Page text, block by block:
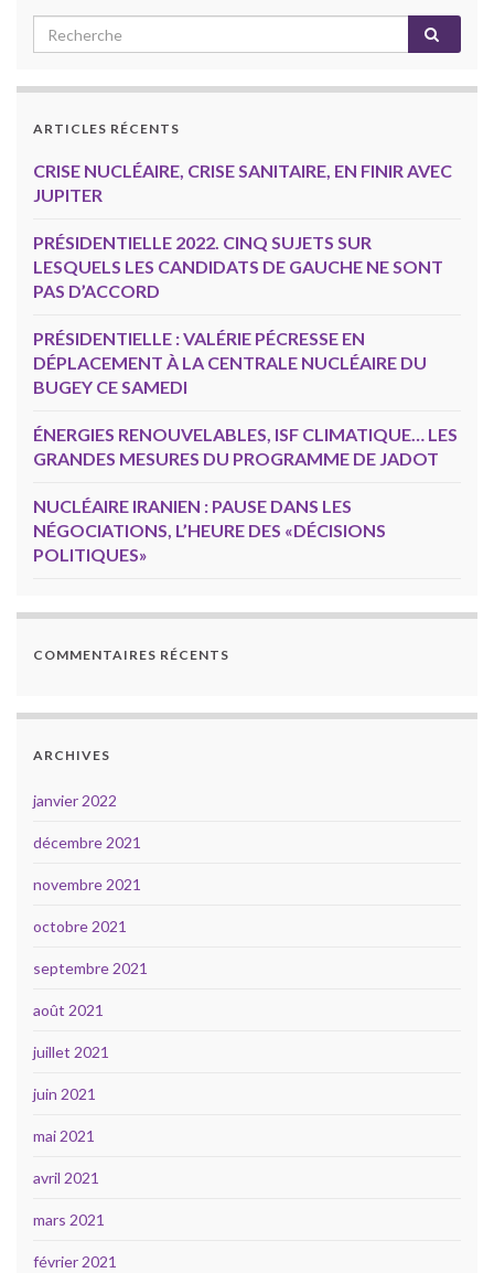
ARTICLES RÉCENTS
CRISE NUCLÉAIRE, CRISE SANITAIRE, EN FINIR AVEC
JUPITER
PRÉSIDENTIELLE 2022. CINQ SUJETS SUR
LESQUELS LES CANDIDATS DE GAUCHE NE SONT
PAS D’ACCORD
PRÉSIDENTIELLE : VALÉRIE PÉCRESSE EN
DÉPLACEMENT À LA CENTRALE NUCLÉAIRE DU
BUGEY CE SAMEDI
ÉNERGIES RENOUVELABLES, ISF CLIMATIQUE… LES
GRANDES MESURES DU PROGRAMME DE JADOT
NUCLÉAIRE IRANIEN : PAUSE DANS LES
NÉGOCIATIONS, L’HEURE DES «DÉCISIONS
POLITIQUES»
COMMENTAIRES RÉCENTS
ARCHIVES
janvier 2022
décembre 2021
novembre 2021
octobre 2021
septembre 2021
août 2021
juillet 2021
juin 2021
mai 2021
avril 2021
mars 2021
février 2021